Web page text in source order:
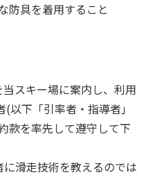
防具を着用すること
スキー場に案内し、利用
以下「引率者・指導者」
款を率先して遵守して下
滑走技術を教えるのでは